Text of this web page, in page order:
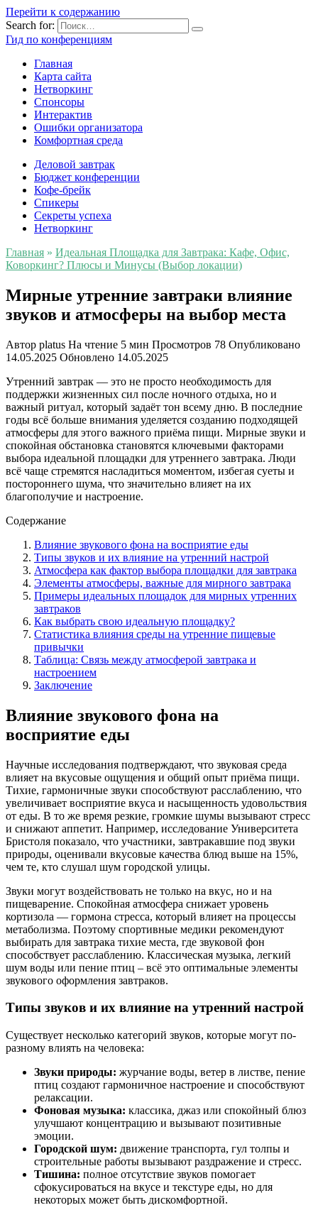
Перейти к содержанию
Search for:
Гид по конференциям
Главная
Карта сайта
Нетворкинг
Спонсоры
Интерактив
Ошибки организатора
Комфортная среда
Деловой завтрак
Бюджет конференции
Кофе-брейк
Спикеры
Секреты успеха
Нетворкинг
Главная » Идеальная Площадка для Завтрака: Кафе, Офис,
Коворкинг? Плюсы и Минусы (Выбор локации)
Мирные утренние завтраки влияние
звуков и атмосферы на выбор места
Автор platus На чтение 5 мин Просмотров 78 Опубликовано
14.05.2025 Обновлено 14.05.2025
Утренний завтрак — это не просто необходимость для
поддержки жизненных сил после ночного отдыха, но и
важный ритуал, который задаёт тон всему дню. В последние
годы всё больше внимания уделяется созданию подходящей
атмосферы для этого важного приёма пищи. Мирные звуки и
спокойная обстановка становятся ключевыми факторами
выбора идеальной площадки для утреннего завтрака. Люди
всё чаще стремятся насладиться моментом, избегая суеты и
постороннего шума, что значительно влияет на их
благополучие и настроение.
Содержание
Влияние звукового фона на восприятие еды
Типы звуков и их влияние на утренний настрой
Атмосфера как фактор выбора площадки для завтрака
Элементы атмосферы, важные для мирного завтрака
Примеры идеальных площадок для мирных утренних
завтраков
Как выбрать свою идеальную площадку?
Статистика влияния среды на утренние пищевые
привычки
Таблица: Связь между атмосферой завтрака и
настроением
Заключение
Влияние звукового фона на
восприятие еды
Научные исследования подтверждают, что звуковая среда
влияет на вкусовые ощущения и общий опыт приёма пищи.
Тихие, гармоничные звуки способствуют расслаблению, что
увеличивает восприятие вкуса и насыщенность удовольствия
от еды. В то же время резкие, громкие шумы вызывают стресс
и снижают аппетит. Например, исследование Университета
Бристоля показало, что участники, завтракавшие под звуки
природы, оценивали вкусовые качества блюд выше на 15%,
чем те, кто слушал шум городской улицы.
Звуки могут воздействовать не только на вкус, но и на
пищеварение. Спокойная атмосфера снижает уровень
кортизола — гормона стресса, который влияет на процессы
метаболизма. Поэтому спортивные медики рекомендуют
выбирать для завтрака тихие места, где звуковой фон
способствует расслаблению. Классическая музыка, легкий
шум воды или пение птиц – всё это оптимальные элементы
звукового оформления завтраков.
Типы звуков и их влияние на утренний настрой
Существует несколько категорий звуков, которые могут по-
разному влиять на человека:
Звуки природы: журчание воды, ветер в листве, пение
птиц создают гармоничное настроение и способствуют
релаксации.
Фоновая музыка: классика, джаз или спокойный блюз
улучшают концентрацию и вызывают позитивные
эмоции.
Городской шум: движение транспорта, гул толпы и
строительные работы вызывают раздражение и стресс.
Тишина: полное отсутствие звуков помогает
сфокусироваться на вкусе и текстуре еды, но для
некоторых может быть дискомфортной.